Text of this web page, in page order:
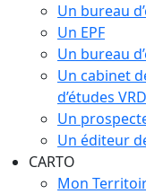
Un bureau
Un EPF
Un bureau
Un cabinet
d’études VRD
Un
Un éditeur
CARTO
Mon